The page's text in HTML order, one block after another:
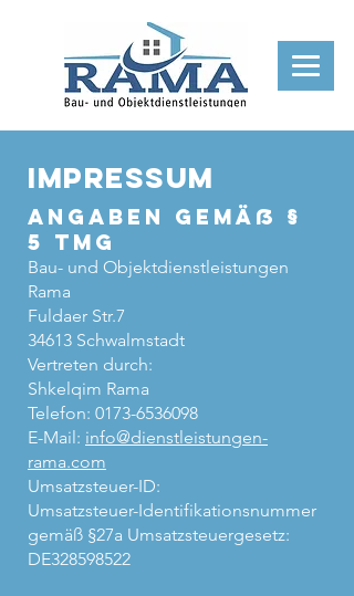
IMPRESSUM
Angaben gemäß §
5 TMG
Bau- und Objektdienstleistungen
Rama
Fuldaer Str.7
34613 Schwalmstadt
Vertreten durch:
Shkelqim Rama
Telefon: 0173-6536098
E-Mail: info@dienstleistungen-
rama.com
Umsatzsteuer-ID:
Umsatzsteuer-Identifikationsnummer
gemäß §27a Umsatzsteuergesetz:
DE328598522